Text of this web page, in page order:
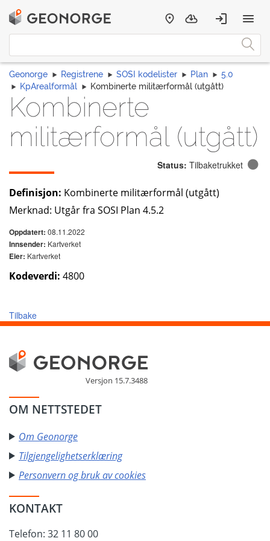
Geonorge Registrene SOSI kodelister Plan
5.0
KpArealformål
Kombinerte militærformål (utgått)
Kombinerte
militærformål (utgått)
Status: Tilbaketrukket
Definisjon: Kombinerte militærformål (utgått)
Merknad: Utgår fra SOSI Plan 4.5.2
Oppdatert: 08.11.2022
Innsender: Kartverket
Eier: Kartverket
Kodeverdi: 4800
Tilbake